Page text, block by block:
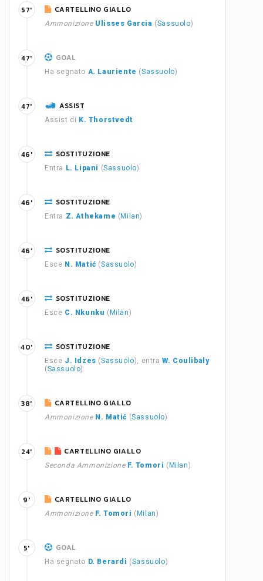
CARTELLINO GIALLO
Ammonizione Ulisses Garcia (Sassuolo)
57'
GOAL
Ha segnato A. Lauriente (Sassuolo)
47'
ASSIST
Assist di K. Thorstvedt
47'
SOSTITUZIONE
Entra L. Lipani (Sassuolo)
46'
SOSTITUZIONE
Entra Z. Athekame ( Milan)
46'
SOSTITUZIONE
Esce N. Matić (Sassuolo)
46'
SOSTITUZIONE
Esce C. Nkunku ( Milan)
46'
SOSTITUZIONE
Esce J. Idzes (Sassuolo), entraW. Coulibaly
(Sassuolo)
40'
CARTELLINO GIALLO
Ammonizione N. Matić (Sassuolo)
38'
CARTELLINO GIALLO
Seconda Ammonizione F. Tomori ( Milan)
24'
CARTELLINO GIALLO
Ammonizione F. Tomori ( Milan)
9'
GOAL
Ha segnato D. Berardi (Sassuolo)
5'